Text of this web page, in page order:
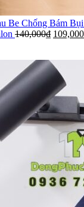
Be Chống Bám
140,000₫ 109,000